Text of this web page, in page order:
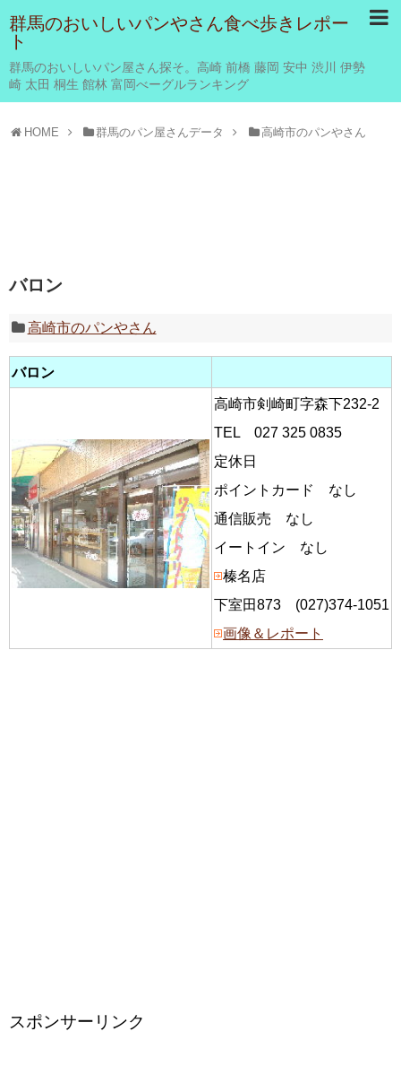
群馬のおいしいパンやさん食べ歩きレポー
ト
群馬のおいしいパン屋さん探そ。高崎 前橋 藤岡 安中 渋川 伊勢
崎 太田 桐生 館林 富岡べーグルランキング
HOME 群馬のパン屋さんデータ 高崎市のパンやさん
バロン
高崎市のパンやさん
バロン
高崎市剣崎町字森下232-2
TEL 027 325 0835
定休日
ポイントカード なし
通信販売 なし
イートイン なし
榛名店
下室田873 (027)374-1051
画像＆レポート
スポンサーリンク